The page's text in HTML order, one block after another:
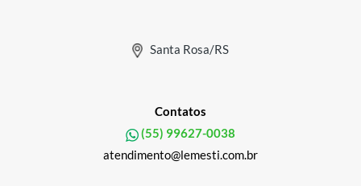
Santa Rosa/RS
Contatos
(55) 99627-0038
atendimento@lemesti.com.br